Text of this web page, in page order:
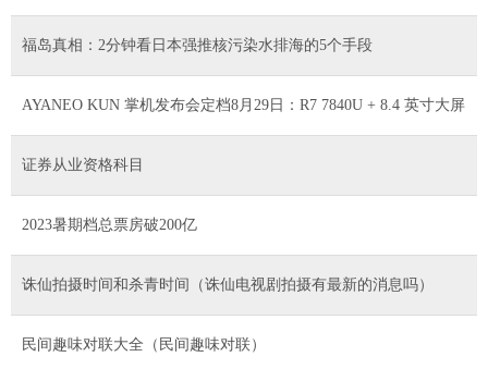
福岛真相：2分钟看日本强推核污染水排海的5个手段
AYANEO KUN 掌机发布会定档8月29日：R7 7840U + 8.4 英寸大屏
证券从业资格科目
2023暑期档总票房破200亿
诛仙拍摄时间和杀青时间（诛仙电视剧拍摄有最新的消息吗）
民间趣味对联大全（民间趣味对联）